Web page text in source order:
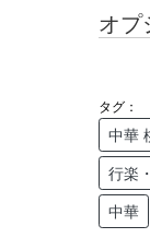
オプ
タグ：
中華
行楽
中華